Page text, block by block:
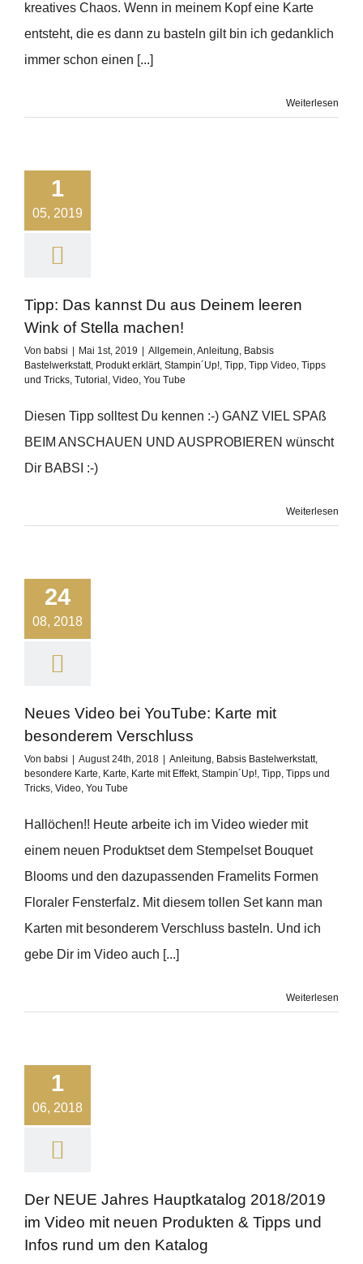
kreatives Chaos. Wenn in meinem Kopf eine Karte
entsteht, die es dann zu basteln gilt bin ich gedanklich
immer schon einen [...]
Weiterlesen
1
05, 2019
Tipp: Das kannst Du aus Deinem leeren
Wink of Stella machen!
Von babsi Mai 1st, 2019 Allgemein,Anleitung, Babsis
Bastelwerkstatt, Produkt erklärt, Stampin´Up!, Tipp, Tipp Video, Tipps
und Tricks, Tutorial , Video, You Tube
Diesen Tipp solltest Du kennen :-) GANZ VIEL SPAß
BEIM ANSCHAUEN UND AUSPROBIEREN wünscht
Dir BABSI :-)
Weiterlesen
24
08, 2018
Neues Video bei YouTube: Karte mit
besonderem Verschluss
Von babsi August 24th, 2018 Anleitung, Babsis Bastelwerkstatt,
besondere Karte, Karte, Karte mit Effekt, Stampin´Up!, Tipp, Tipps und
Tricks, Video, You Tube
Hallöchen!! Heute arbeite ich im Video wieder mit
einem neuen Produktset dem Stempelset Bouquet
Blooms und den dazupassenden Framelits Formen
Floraler Fensterfalz. Mit diesem tollen Set kann man
Karten mit besonderem Verschluss basteln. Und ich
gebe Dir im Video auch [...]
Weiterlesen
1
06, 2018
Der NEUE Jahres Hauptkatalog 2018/2019
im Video mit neuen Produkten & Tipps und
Infos rund um den Katalog